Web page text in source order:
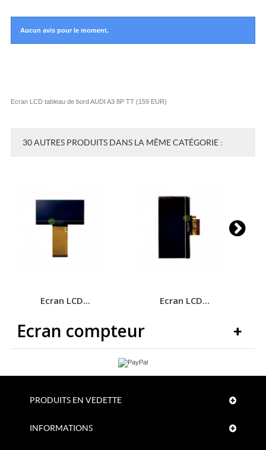
Aucun avis pour le moment.
Ecran LCD tableau de bord AUDI A3 8P TT (159 EUR)
30 AUTRES PRODUITS DANS LA MÊME CATÉGORIE :
Ecran LCD... Ecran LCD...
Ecran compteur
PRODUITS EN VEDETTE
INFORMATIONS